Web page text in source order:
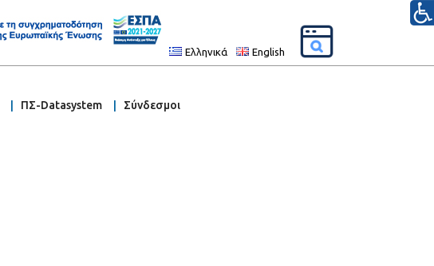
Ελληνικά English
ΠΣ-Datasystem Σύνδεσμοι